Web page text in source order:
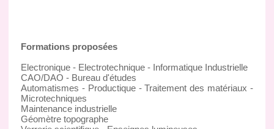
Formations proposées
Electronique - Electrotechnique - Informatique Industrielle
CAO/DAO - Bureau d'études
Automatismes - Productique - Traitement des matériaux -
Microtechniques
Maintenance industrielle
Géomètre topographe